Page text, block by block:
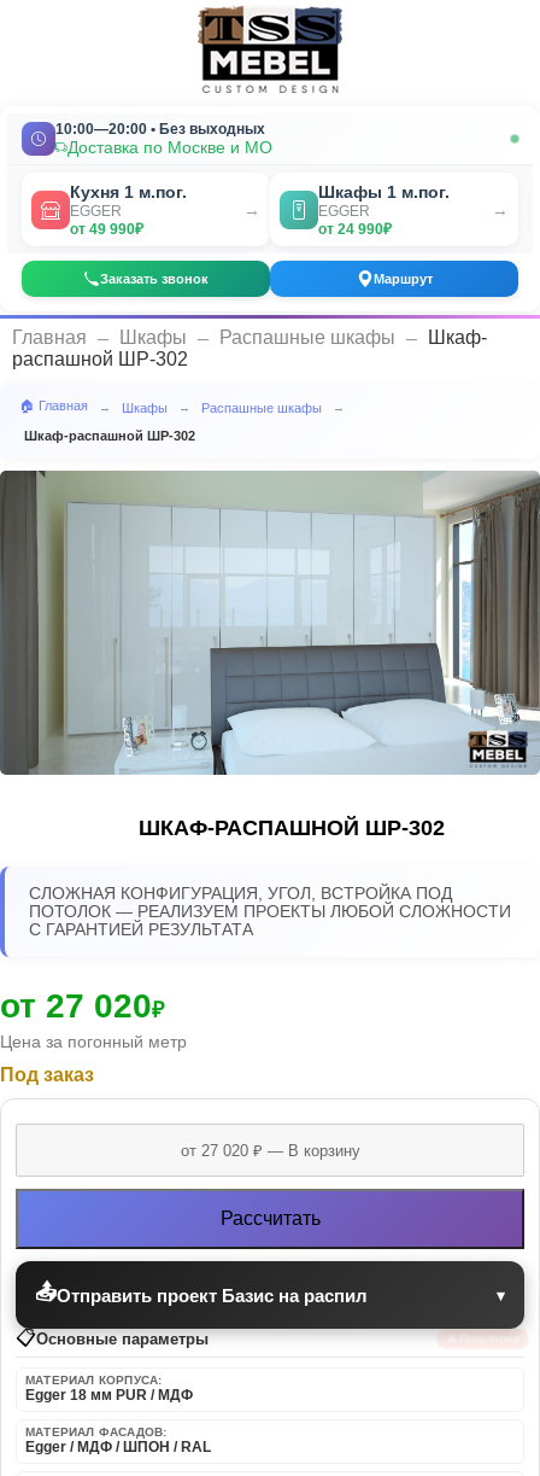
10:00—20:00 • Без выходных
Доставка по Москве и МО
Кухня 1 м.пог.
EGGER
от 49 990₽
→
Шкафы 1 м.пог.
EGGER
от 24 990₽
→
Заказать звонок Маршрут
Главная Шкафы Распашные шкафы
Шкаф-
распашной ШР-302
🏠 Главная → Шкафы → Распашные шкафы →
Шкаф-распашной ШР-302
ШКАФ-РАСПАШНОЙ ШР-302
СЛОЖНАЯ КОНФИГУРАЦИЯ, УГОЛ, ВСТРОЙКА ПОД
ПОТОЛОК — РЕАЛИЗУЕМ ПРОЕКТЫ ЛЮБОЙ СЛОЖНОСТИ
С ГАРАНТИЕЙ РЕЗУЛЬТАТА
от 27 020₽
Цена за погонный метр
Под заказ
Рассчитать
📤Отправить проект Базис на распил ▾
📋Основные параметры 🔥 Популярно
МАТЕРИАЛ КОРПУСА:
Egger 18 мм PUR / МДФ
МАТЕРИАЛ ФАСАДОВ:
Egger / МДФ / ШПОН / RAL